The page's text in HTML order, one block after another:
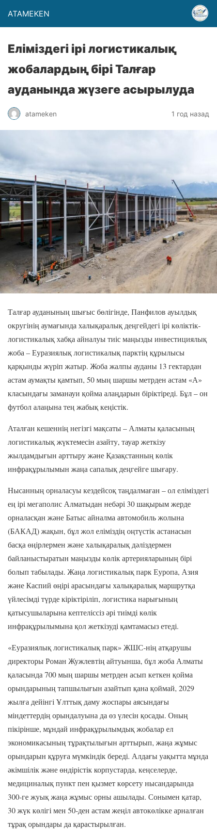
ATAMEKEN
Еліміздегі ірі логистикалық
жобалардың бірі Талғар
ауданында жүзеге асырылуда
atameken 1 год назад
Талғар ауданының шығыс бөлігінде, Панфилов ауылдық
округінің аумағында халықаралық деңгейдегі ірі көліктік-
логистикалық хабқа айналуы тиіс маңызды инвестициялық
жоба – Еуразиялық логистикалық парктің құрылысы
қарқынды жүріп жатыр. Жоба жалпы ауданы 13 гектардан
астам аумақты қамтып, 50 мың шаршы метрден астам «А»
класындағы заманауи қойма алаңдарын біріктіреді. Бұл – он
футбол алаңына тең жабық кеңістік.
Аталған кешеннің негізгі мақсаты – Алматы қаласының
логистикалық жүктемесін азайту, тауар жеткізу
жылдамдығын арттыру және Қазақстанның көлік
инфрақұрылымын жаңа сапалық деңгейге шығару.
Нысанның орналасуы кездейсоқ таңдалмаған – ол еліміздегі
ең ірі мегаполис Алматыдан небәрі 30 шақырым жерде
орналасқан және Батыс айналма автомобиль жолына
(БАКАД) жақын, бұл жол еліміздің оңтүстік астанасын
басқа өңірлермен және халықаралық дәліздермен
байланыстыратын маңызды көлік артерияларының бірі
болып табылады. Жаңа логистикалық парк Еуропа, Азия
және Каспий өңірі арасындағы халықаралық маршрутқа
үйлесімді түрде кіріктіріліп, логистика нарығының
қатысушыларына кептеліссіз әрі тиімді көлік
инфрақұрылымына қол жеткізуді қамтамасыз етеді.
«Еуразиялық логистикалық парк» ЖШС-нің атқарушы
директоры Роман Жужлевтің айтуынша, бұл жоба Алматы
қаласында 700 мың шаршы метрден асып кеткен қойма
орындарының тапшылығын азайтып қана қоймай, 2029
жылға дейінгі Ұлттық даму жоспары аясындағы
міндеттердің орындалуына да өз үлесін қосады. Оның
пікірінше, мұндай инфрақұрылымдық жобалар ел
экономикасының тұрақтылығын арттырып, жаңа жұмыс
орындарын құруға мүмкіндік береді. Алдағы уақытта мұнда
әкімшілік және өндірістік корпустарда, кеңселерде,
медициналық пункт пен қызмет көрсету нысандарында
300-ге жуық жаңа жұмыс орны ашылады. Сонымен қатар,
30 жүк көлігі мен 50-ден астам жеңіл автокөлікке арналған
тұрақ орындары да қарастырылған.